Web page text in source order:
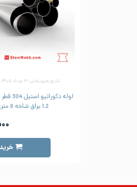
تاریخ به‌روزرسانی: ۱۲ مرداد ۱۴۰۵ | ۱۶:۳۵
1.2 براق شاخه 6 متری
خرید